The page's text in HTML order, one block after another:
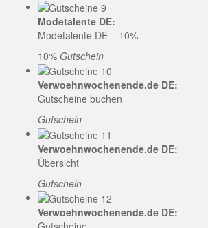
Modetalente DE:
Modetalente DE – 10%
10% Gutschein
Verwoehnwochenende.de DE:
Gutscheine buchen
Gutschein
Verwoehnwochenende.de DE:
Übersicht
Gutschein
Verwoehnwochenende.de DE: